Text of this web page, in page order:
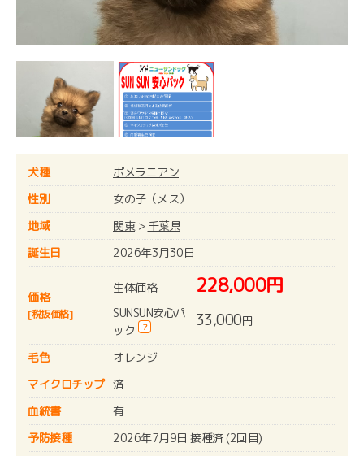
犬種
ポメラニアン
性別
女の子（メス）
地域
関東> 千葉県
誕生日
2026年3月30日
価格
[税抜価格]
生体価格 228,000円
SUNSUN安心パ
ック
? 33,000円
毛色
オレンジ
マイクロチップ 済
血統書
有
予防接種
2026年7月9日 接種済 (2回目)